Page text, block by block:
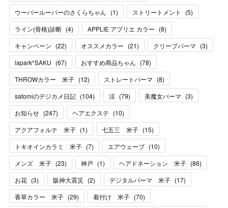
ウーパールーパーのさくらちゃん (1) ストリートメント (5)
ライン(骨格)診断 (4) APPLIE アプリエ カラー (8)
キャンペーン (22) オススメカラー (21) クリープパーマ (3)
lapark*SAKU (67) おすすめ商品ちゃん (78)
THROWカラー 米子 (12) ストレートパーマ (8)
satomiのデジカメ日記 (104) 涼 (79) 美魔女パーマ (3)
お知らせ (247) ヘアエクステ (10)
アクアフォルテ 米子 (1) 七五三 米子 (15)
トキオインカラミ 米子 (7) エアウェーブ (10)
メンズ 米子 (23) 神戸 (1) ヘアドネーション 米子 (86)
お花 (3) 阪神大震災 (2) デジタルパーマ 米子 (17)
香草カラー 米子 (29) 着付け 米子 (70)